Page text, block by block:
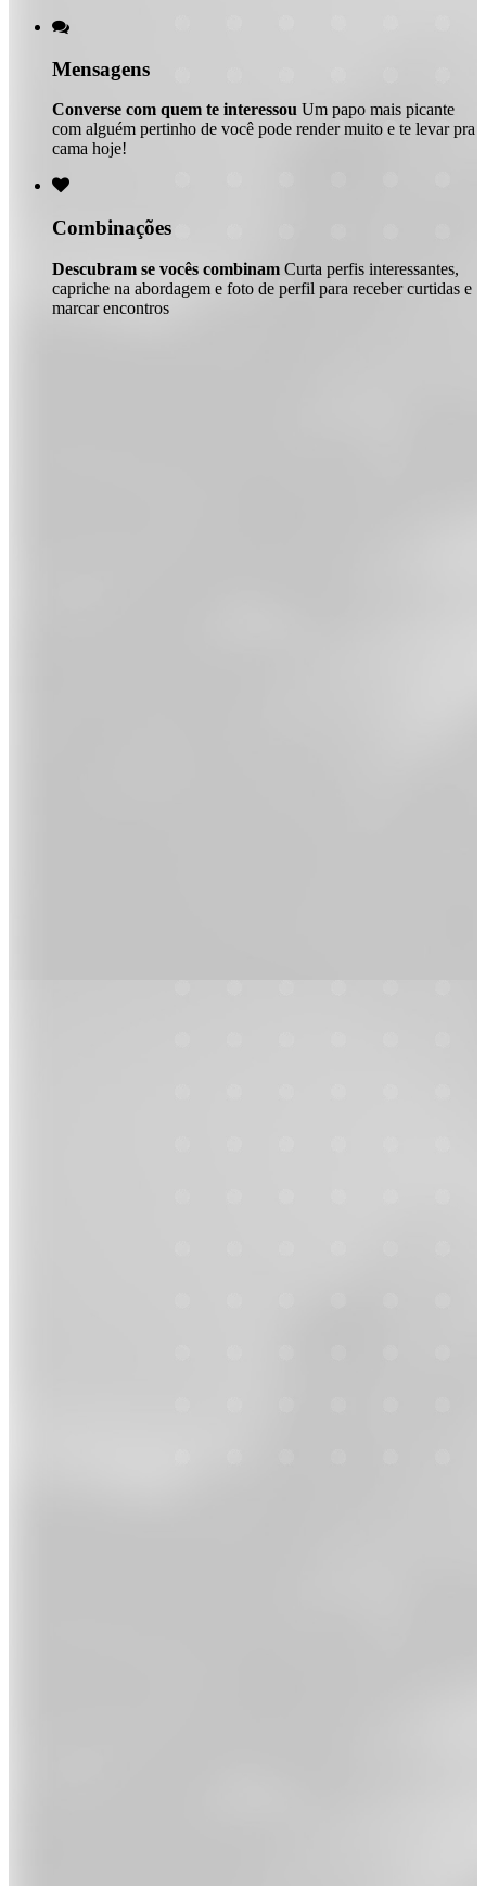

Mensagens
Converse com quem te interessou Um papo mais picante
com alguém pertinho de você pode render muito e te levar pra
cama hoje!

Combinações
Descubram se vocês combinam Curta perfis interessantes,
capriche na abordagem e foto de perfil para receber curtidas e
marcar encontros